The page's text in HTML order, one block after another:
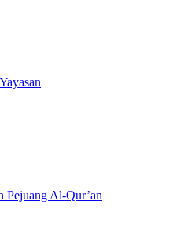
Pejuang Al-Qur’an